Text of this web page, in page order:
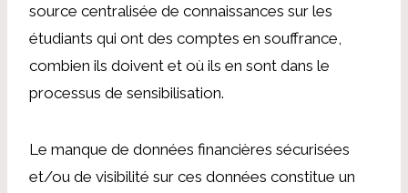
source centralisée de connaissances sur les
étudiants qui ont des comptes en souffrance,
combien ils doivent et où ils en sont dans le
processus de sensibilisation.
Le manque de données financières sécurisées
et/ou de visibilité sur ces données constitue un